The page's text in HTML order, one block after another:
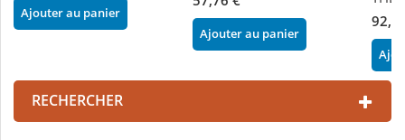
Ajouter au panier
Ajouter au panier
RECHERCHER